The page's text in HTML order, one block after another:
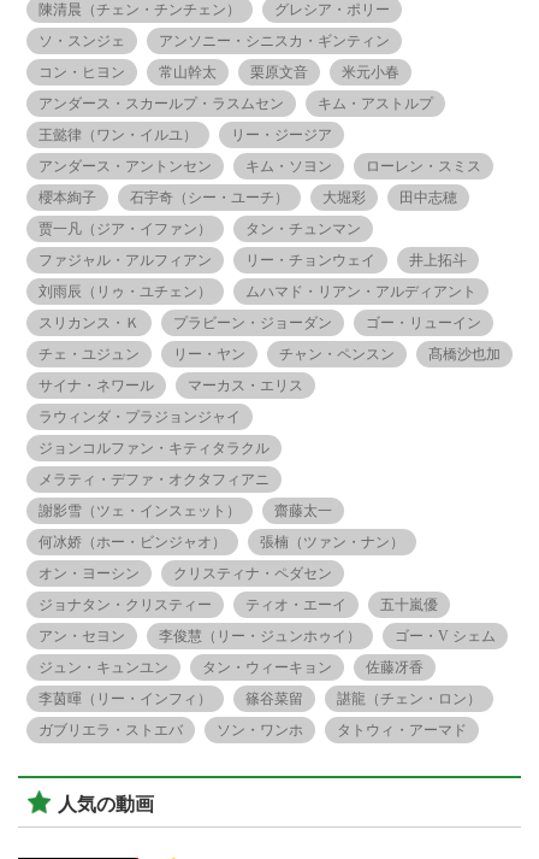
陳清晨（チェン・チンチェン）
グレシア・ポリー
ソ・スンジェ
アンソニー・シニスカ・ギンティン
コン・ヒヨン
常山幹太 栗原文音
米元小春
アンダース・スカールプ・ラスムセン
キム・アストルプ
王懿律（ワン・イルユ）
リー・ジージア
アンダース・アントンセン
キム・ソヨン
ローレン・スミス
櫻本絢子
石宇奇（シー・ユーチ） 大堀彩
田中志穂
贾一凡（ジア・イファン）
タン・チュンマン
ファジャル・アルフィアン
リー・チョンウェイ
井上拓斗
刘雨辰（リゥ・ユチェン）
ムハマド・リアン・アルディアント
スリカンス・Ｋ
プラビーン・ジョーダン
ゴー・リューイン
チェ・ユジュン
リー・ヤン チャン・ペンスン
髙橋沙也加
サイナ・ネワール
マーカス・エリス
ラウィンダ・プラジョンジャイ
ジョンコルファン・キティタラクル
メラティ・デファ・オクタフィアニ
謝影雪（ツェ・インスェット）
齋藤太一
何冰娇（ホー・ビンジャオ）
張楠（ツァン・ナン）
オン・ヨーシン
クリスティナ・ペダセン
ジョナタン・クリスティー
ティオ・エーイ
五十嵐優
アン・セヨン
李俊慧（リー・ジュンホゥイ）
ゴー・V シェム
ジュン・キュンユン
タン・ウィーキョン
佐藤冴香
李茵暉（リー・インフィ）
篠谷菜留
諶龍（チェン・ロン）
ガブリエラ・ストエバ
ソン・ワンホ タトウィ・アーマド
人気の動画